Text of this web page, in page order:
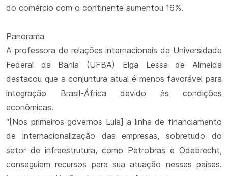
do comércio com o continente aumentou 16%.
Panorama
A professora de relações internacionais da Universidade
Federal da Bahia (UFBA) Elga Lessa de Almeida
destacou que a conjuntura atual é menos favorável para
integração Brasil-África devido às condições
econômicas.
“[Nos primeiros governos Lula] a linha de financiamento
de internacionalização das empresas, sobretudo do
setor de infraestrutura, como Petrobras e Odebrecht,
conseguiam recursos para sua atuação nesses países.